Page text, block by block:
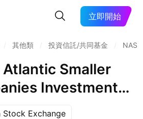
立即開始
其他類 投資信託/共同基金 NAS
Smaller
Investment
Stock Exchange